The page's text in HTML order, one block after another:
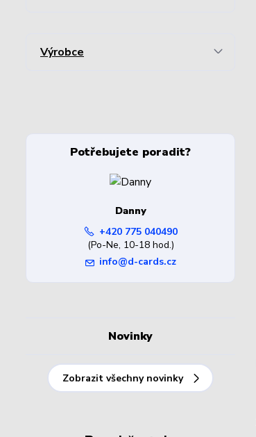
Výrobce
Potřebujete poradit?
Danny
+420 775 040490
(Po-Ne, 10-18 hod.)
info@d-cards.cz
Novinky
Zobrazit všechny novinky